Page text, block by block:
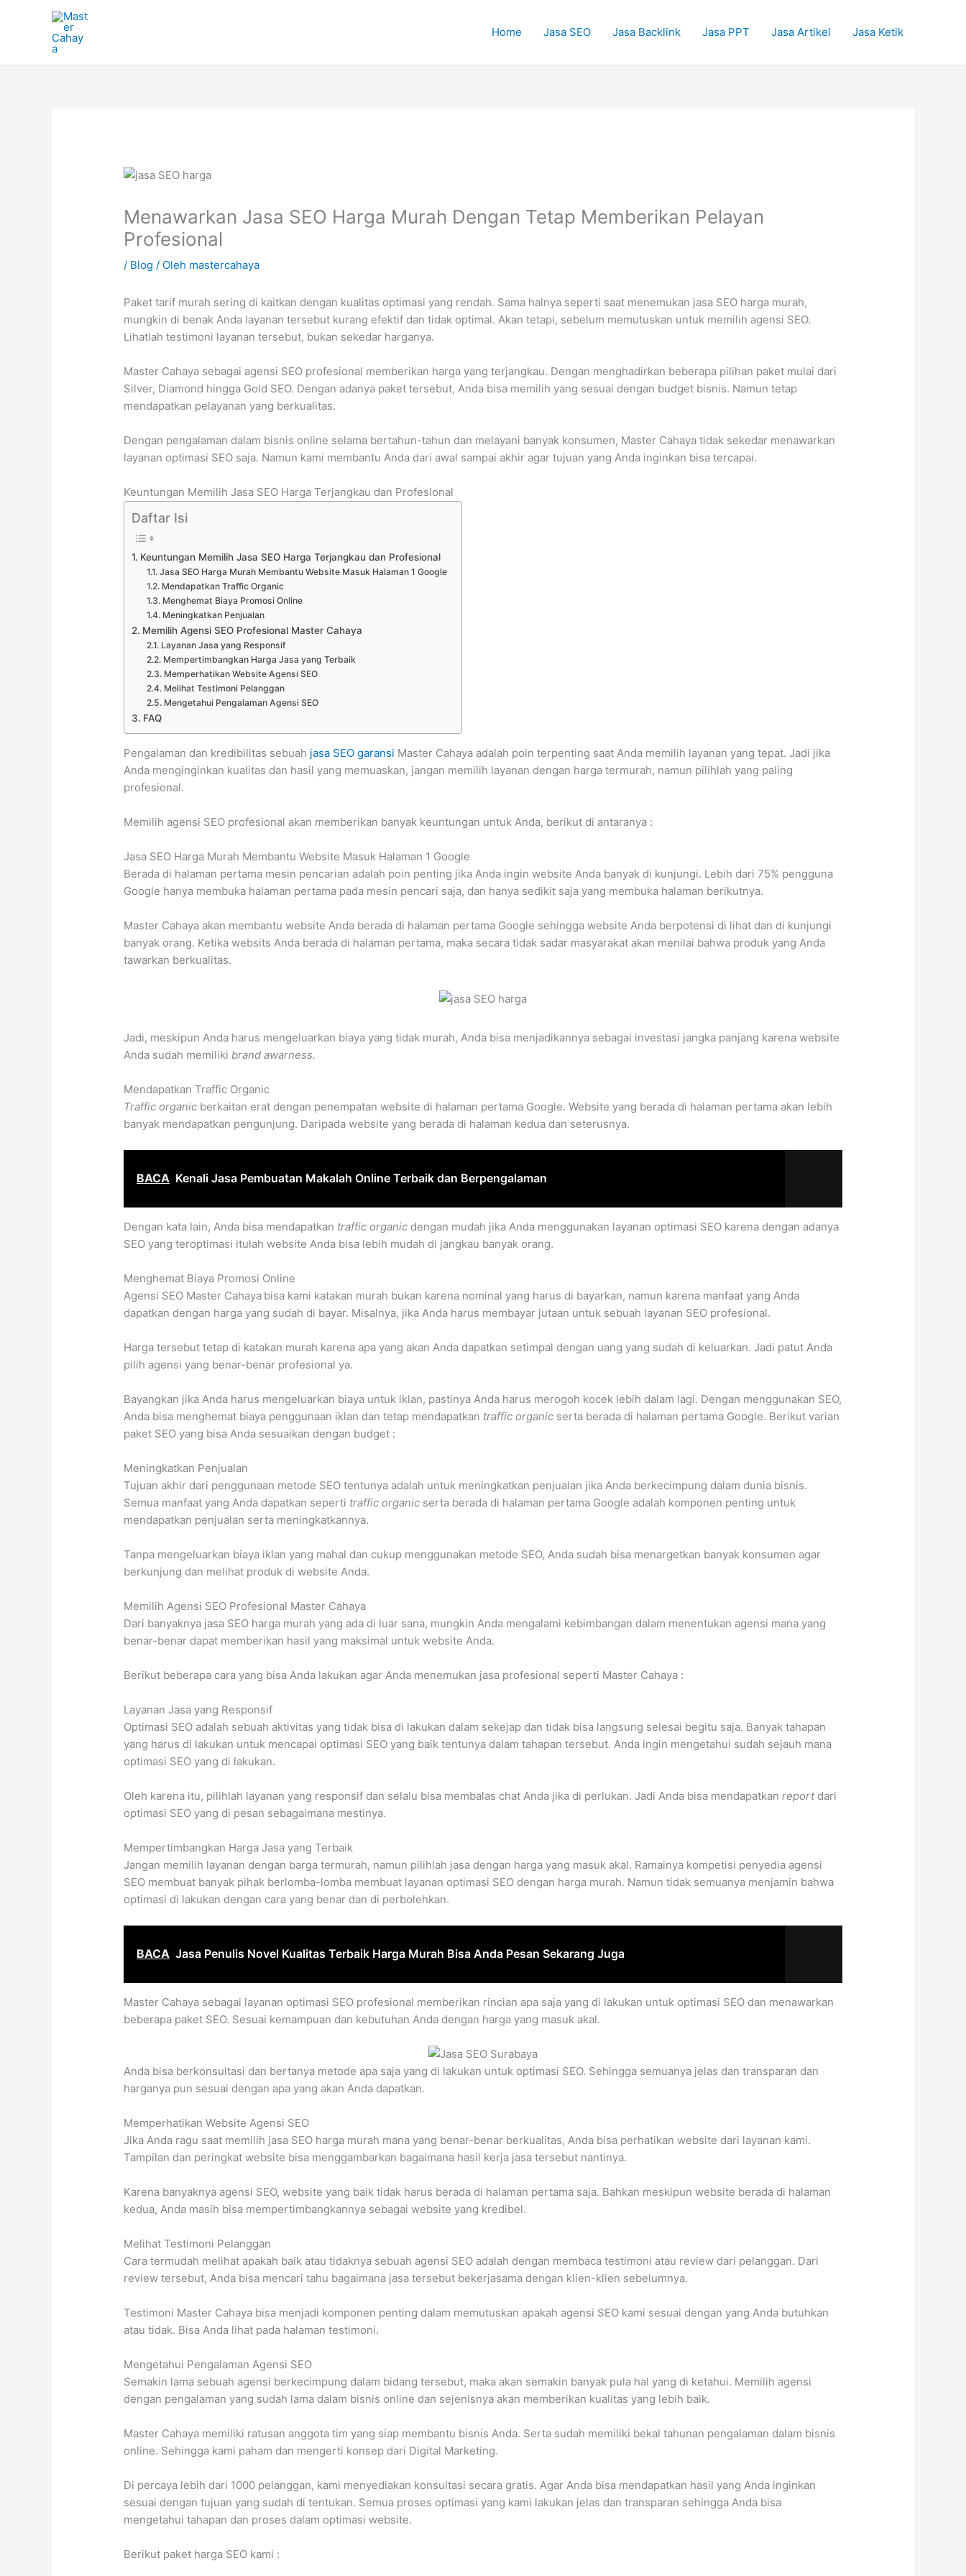
Home Jasa SEO Jasa Backlink Jasa PPT Jasa Artikel Jasa Ketik
Menawarkan Jasa SEO Harga Murah Dengan Tetap Memberikan Pelayan
Profesional
/ Blog / Oleh mastercahaya
Paket tarif murah sering di kaitkan dengan kualitas optimasi yang rendah. Sama halnya seperti saat menemukan jasa SEO harga murah,
mungkin di benak Anda layanan tersebut kurang efektif dan tidak optimal. Akan tetapi, sebelum memutuskan untuk memilih agensi SEO.
Lihatlah testimoni layanan tersebut, bukan sekedar harganya.
Master Cahaya sebagai agensi SEO profesional memberikan harga yang terjangkau. Dengan menghadirkan beberapa pilihan paket mulai dari
Silver, Diamond hingga Gold SEO. Dengan adanya paket tersebut, Anda bisa memilih yang sesuai dengan budget bisnis. Namun tetap
mendapatkan pelayanan yang berkualitas.
Dengan pengalaman dalam bisnis online selama bertahun-tahun dan melayani banyak konsumen, Master Cahaya tidak sekedar menawarkan
layanan optimasi SEO saja. Namun kami membantu Anda dari awal sampai akhir agar tujuan yang Anda inginkan bisa tercapai.
Keuntungan Memilih Jasa SEO Harga Terjangkau dan Profesional
Daftar Isi
Keuntungan Memilih Jasa SEO Harga Terjangkau dan Profesional
Jasa SEO Harga Murah Membantu Website Masuk Halaman 1 Google
Mendapatkan Traffic Organic
Menghemat Biaya Promosi Online
Meningkatkan Penjualan
Memilih Agensi SEO Profesional Master Cahaya
Layanan Jasa yang Responsif
Mempertimbangkan Harga Jasa yang Terbaik
Memperhatikan Website Agensi SEO
Melihat Testimoni Pelanggan
Mengetahui Pengalaman Agensi SEO
FAQ
Pengalaman dan kredibilitas sebuah jasa SEO garansi Master Cahaya adalah poin terpenting saat Anda memilih layanan yang tepat. Jadi jika
Anda menginginkan kualitas dan hasil yang memuaskan, jangan memilih layanan dengan harga termurah, namun pilihlah yang paling
profesional.
Memilih agensi SEO profesional akan memberikan banyak keuntungan untuk Anda, berikut di antaranya :
Jasa SEO Harga Murah Membantu Website Masuk Halaman 1 Google
Berada di halaman pertama mesin pencarian adalah poin penting jika Anda ingin website Anda banyak di kunjungi. Lebih dari 75% pengguna
Google hanya membuka halaman pertama pada mesin pencari saja, dan hanya sedikit saja yang membuka halaman berikutnya.
Master Cahaya akan membantu website Anda berada di halaman pertama Google sehingga website Anda berpotensi di lihat dan di kunjungi
banyak orang. Ketika websits Anda berada di halaman pertama, maka secara tidak sadar masyarakat akan menilai bahwa produk yang Anda
tawarkan berkualitas.
Jadi, meskipun Anda harus mengeluarkan biaya yang tidak murah, Anda bisa menjadikannya sebagai investasi jangka panjang karena website
Anda sudah memilikibrand awarness.
Mendapatkan Traffic Organic
Traffic organic berkaitan erat dengan penempatan website di halaman pertama Google. Website yang berada di halaman pertama akan lebih
banyak mendapatkan pengunjung. Daripada website yang berada di halaman kedua dan seterusnya.
BACA Kenali Jasa Pembuatan Makalah Online Terbaik dan Berpengalaman
Dengan kata lain, Anda bisa mendapatkan traffic organic dengan mudah jika Anda menggunakan layanan optimasi SEO karena dengan adanya
SEO yang teroptimasi itulah website Anda bisa lebih mudah di jangkau banyak orang.
Menghemat Biaya Promosi Online
Agensi SEO Master Cahaya bisa kami katakan murah bukan karena nominal yang harus di bayarkan, namun karena manfaat yang Anda
dapatkan dengan harga yang sudah di bayar. Misalnya, jika Anda harus membayar jutaan untuk sebuah layanan SEO profesional.
Harga tersebut tetap di katakan murah karena apa yang akan Anda dapatkan setimpal dengan uang yang sudah di keluarkan. Jadi patut Anda
pilih agensi yang benar-benar profesional ya.
Bayangkan jika Anda harus mengeluarkan biaya untuk iklan, pastinya Anda harus merogoh kocek lebih dalam lagi. Dengan menggunakan SEO,
Anda bisa menghemat biaya penggunaan iklan dan tetap mendapatkan traffic organic serta berada di halaman pertama Google. Berikut varian
paket SEO yang bisa Anda sesuaikan dengan budget :
Meningkatkan Penjualan
Tujuan akhir dari penggunaan metode SEO tentunya adalah untuk meningkatkan penjualan jika Anda berkecimpung dalam dunia bisnis.
Semua manfaat yang Anda dapatkan seperti traffic organic serta berada di halaman pertama Google adalah komponen penting untuk
mendapatkan penjualan serta meningkatkannya.
Tanpa mengeluarkan biaya iklan yang mahal dan cukup menggunakan metode SEO, Anda sudah bisa menargetkan banyak konsumen agar
berkunjung dan melihat produk di website Anda.
Memilih Agensi SEO Profesional Master Cahaya
Dari banyaknya jasa SEO harga murah yang ada di luar sana, mungkin Anda mengalami kebimbangan dalam menentukan agensi mana yang
benar-benar dapat memberikan hasil yang maksimal untuk website Anda.
Berikut beberapa cara yang bisa Anda lakukan agar Anda menemukan jasa profesional seperti Master Cahaya :
Layanan Jasa yang Responsif
Optimasi SEO adalah sebuah aktivitas yang tidak bisa di lakukan dalam sekejap dan tidak bisa langsung selesai begitu saja. Banyak tahapan
yang harus di lakukan untuk mencapai optimasi SEO yang baik tentunya dalam tahapan tersebut. Anda ingin mengetahui sudah sejauh mana
optimasi SEO yang di lakukan.
Oleh karena itu, pilihlah layanan yang responsif dan selalu bisa membalas chat Anda jika di perlukan. Jadi Anda bisa mendapatkanreport dari
optimasi SEO yang di pesan sebagaimana mestinya.
Mempertimbangkan Harga Jasa yang Terbaik
Jangan memilih layanan dengan barga termurah, namun pilihlah jasa dengan harga yang masuk akal. Ramainya kompetisi penyedia agensi
SEO membuat banyak pihak berlomba-lomba membuat layanan optimasi SEO dengan harga murah. Namun tidak semuanya menjamin bahwa
optimasi di lakukan dengan cara yang benar dan di perbolehkan.
BACA Jasa Penulis Novel Kualitas Terbaik Harga Murah Bisa Anda Pesan Sekarang Juga
Master Cahaya sebagai layanan optimasi SEO profesional memberikan rincian apa saja yang di lakukan untuk optimasi SEO dan menawarkan
beberapa paket SEO. Sesuai kemampuan dan kebutuhan Anda dengan harga yang masuk akal.
Anda bisa berkonsultasi dan bertanya metode apa saja yang di lakukan untuk optimasi SEO. Sehingga semuanya jelas dan transparan dan
harganya pun sesuai dengan apa yang akan Anda dapatkan.
Memperhatikan Website Agensi SEO
Jika Anda ragu saat memilih jasa SEO harga murah mana yang benar-benar berkualitas, Anda bisa perhatikan website dari layanan kami.
Tampilan dan peringkat website bisa menggambarkan bagaimana hasil kerja jasa tersebut nantinya.
Karena banyaknya agensi SEO, website yang baik tidak harus berada di halaman pertama saja. Bahkan meskipun website berada di halaman
kedua, Anda masih bisa mempertimbangkannya sebagai website yang kredibel.
Melihat Testimoni Pelanggan
Cara termudah melihat apakah baik atau tidaknya sebuah agensi SEO adalah dengan membaca testimoni atau review dari pelanggan. Dari
review tersebut, Anda bisa mencari tahu bagaimana jasa tersebut bekerjasama dengan klien-klien sebelumnya.
Testimoni Master Cahaya bisa menjadi komponen penting dalam memutuskan apakah agensi SEO kami sesuai dengan yang Anda butuhkan
atau tidak. Bisa Anda lihat pada halaman testimoni.
Mengetahui Pengalaman Agensi SEO
Semakin lama sebuah agensi berkecimpung dalam bidang tersebut, maka akan semakin banyak pula hal yang di ketahui. Memilih agensi
dengan pengalaman yang sudah lama dalam bisnis online dan sejenisnya akan memberikan kualitas yang lebih baik.
Master Cahaya memiliki ratusan anggota tim yang siap membantu bisnis Anda. Serta sudah memiliki bekal tahunan pengalaman dalam bisnis
online. Sehingga kami paham dan mengerti konsep dari Digital Marketing.
Di percaya lebih dari 1000 pelanggan, kami menyediakan konsultasi secara gratis. Agar Anda bisa mendapatkan hasil yang Anda inginkan
sesuai dengan tujuan yang sudah di tentukan. Semua proses optimasi yang kami lakukan jelas dan transparan sehingga Anda bisa
mengetahui tahapan dan proses dalam optimasi website.
Berikut paket harga SEO kami :